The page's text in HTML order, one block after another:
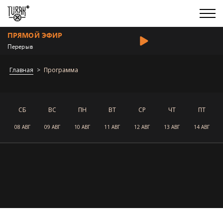
ПРЯМОЙ ЭФИР
Перерыв
Главная Программа
СБ
08 АВГ
ВС
09 АВГ
ПН
10 АВГ
ВТ
11 АВГ
СР
12 АВГ
ЧТ
13 АВГ
ПТ
14 АВГ